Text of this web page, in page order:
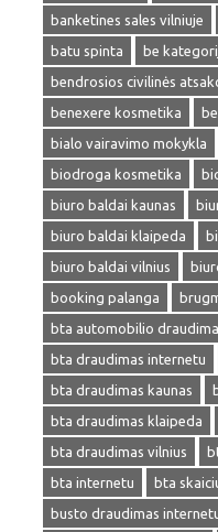
banketines sales vilniuje
batu spinta
be
bendrosios civilinės
benexere kosmetika
bialo vairavimo mokykla
biodroga kosmetika
biuro baldai kaunas
biuro baldai klaipeda
biuro baldai vilnius
booking palanga
bta automobilio
bta draudimas internetu
bta draudimas kaunas
bta draudimas klaipeda
bta draudimas vilnius
bta internetu
bta
busto draudimas